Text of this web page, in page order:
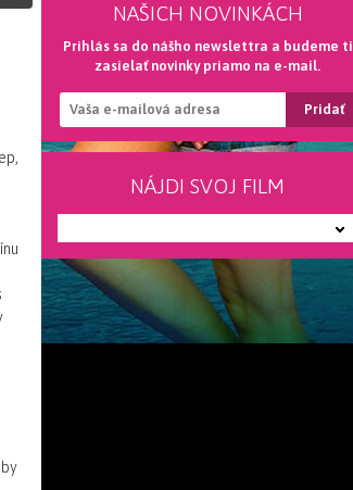
NAŠICH NOVINKÁCH
Prihlás sa do nášho newslettra a budeme ti
zasielať novinky priamo na e-mail.
NÁJDI SVOJ FILM